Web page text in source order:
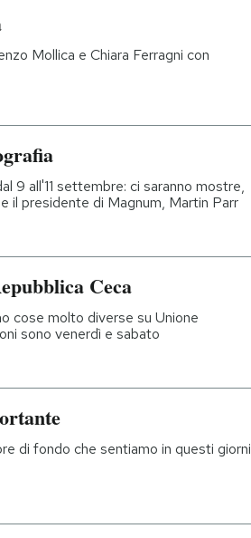
Mollica e Chiara Ferragni con
9 all'11 settembre: ci saranno mostre,
il presidente di Magnum, Martin Parr
Ceca
cose molto diverse su Unione
sono venerdì e sabato
di fondo che sentiamo in questi giorni